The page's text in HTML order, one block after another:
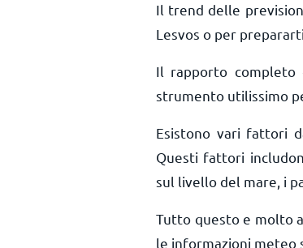
Il trend delle
Lesvos o per
Il rapporto completo
strumento utilissimo
Esistono vari fattori
Questi fattori
sul livello del mare, i
Tutto questo e molto
le informazioni meteo